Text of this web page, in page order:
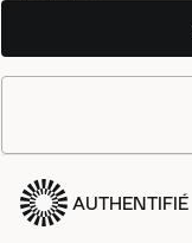
AUTHENTIFIÉ